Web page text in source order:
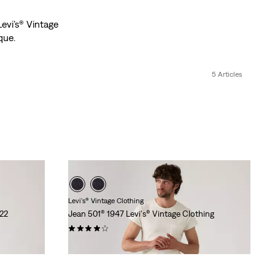
Vintage
5 Articles
Levi's® Vintage Clothing
Jean 501® 1947 Levi's® Vintage Clothing